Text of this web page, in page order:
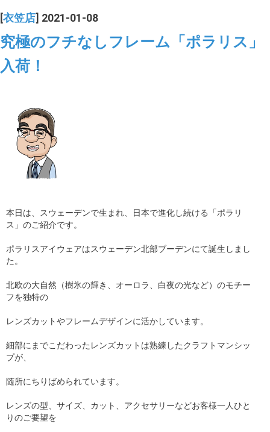
衣笠店 ] 2021-01-08
究極のフチなしフレーム「ポラリス」
入荷！
本日は、スウェーデンで生まれ、日本で進化し続ける「ポラリ
ス」のご紹介です。
ポラリスアイウェアはスウェーデン北部ブーデンにて誕生しまし
た。
北欧の大自然（樹氷の輝き、オーロラ、白夜の光など）のモチー
フを独特の
レンズカットやフレームデザインに活かしています。
細部にまでこだわったレンズカットは熟練したクラフトマンシッ
プが、
随所にちりばめられています。
レンズの型、サイズ、カット、アクセサリーなどお客様一人ひと
りのご要望を